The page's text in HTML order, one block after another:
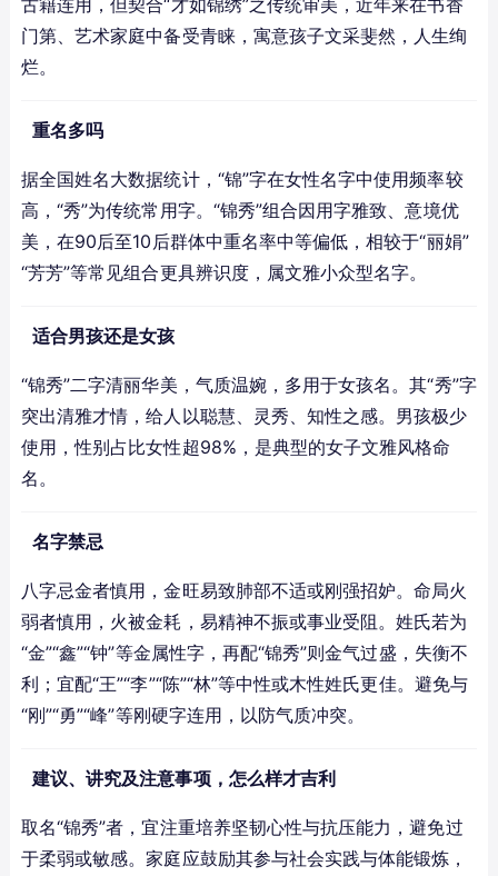
门第、艺术家庭中备受青睐，寓意孩子文采斐然，人生绚
烂。
重名多吗
据全国姓名大数据统计，“锦”字在女性名字中使用频率较
高，“秀”为传统常用字。“锦秀”组合因用字雅致、意境优
美，在90后至10后群体中重名率中等偏低，相较于“丽娟”
“芳芳”等常见组合更具辨识度，属文雅小众型名字。
适合男孩还是女孩
“锦秀”二字清丽华美，气质温婉，多用于女孩名。其“秀”字
突出清雅才情，给人以聪慧、灵秀、知性之感。男孩极少
使用，性别占比女性超98%，是典型的女子文雅风格命
名。
名字禁忌
八字忌金者慎用，金旺易致肺部不适或刚强招妒。命局火
弱者慎用，火被金耗，易精神不振或事业受阻。姓氏若为
“金”“鑫”“钟”等金属性字，再配“锦秀”则金气过盛，失衡不
利；宜配“王”“李”“陈”“林”等中性或木性姓氏更佳。避免与
“刚”“勇”“峰”等刚硬字连用，以防气质冲突。
建议、讲究及注意事项，怎么样才吉利
取名“锦秀”者，宜注重培养坚韧心性与抗压能力，避免过
于柔弱或敏感。家庭应鼓励其参与社会实践与体能锻炼，